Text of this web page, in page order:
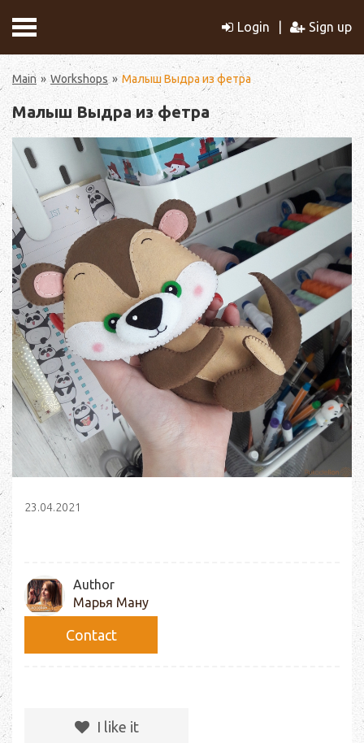
Login Sign up
Main Workshops Малыш Выдра из фетра
Малыш Выдра из фетра
23.04.2021
Author
Марья Ману
Сontact
I like it